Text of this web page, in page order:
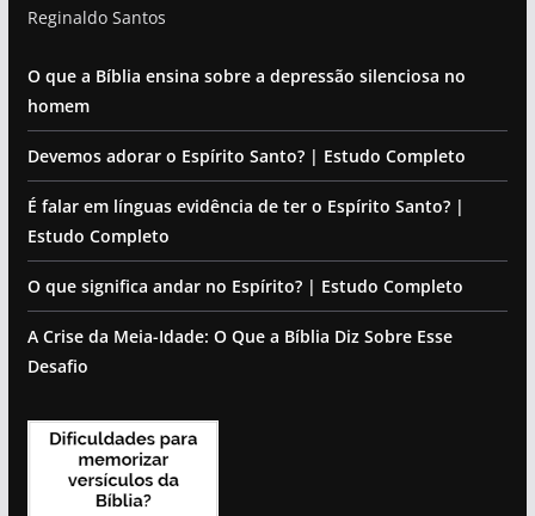
Reginaldo Santos
O que a Bíblia ensina sobre a depressão silenciosa no
homem
Devemos adorar o Espírito Santo? | Estudo Completo
É falar em línguas evidência de ter o Espírito Santo? |
Estudo Completo
O que significa andar no Espírito? | Estudo Completo
A Crise da Meia-Idade: O Que a Bíblia Diz Sobre Esse
Desafio